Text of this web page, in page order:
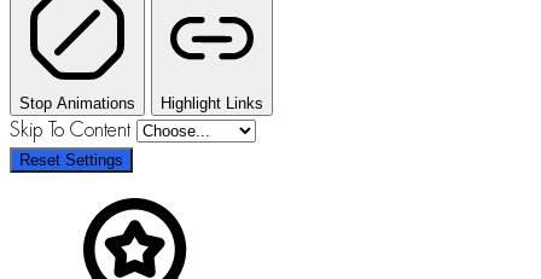
Stop Animations Highlight Links
Skip To Content
Reset Settings